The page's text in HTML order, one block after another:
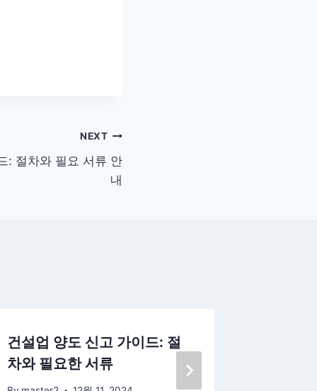
NEXT
: 절차와 필요 서류 안
내
건설업 양도 신고 가이드: 절
차와 필요한 서류